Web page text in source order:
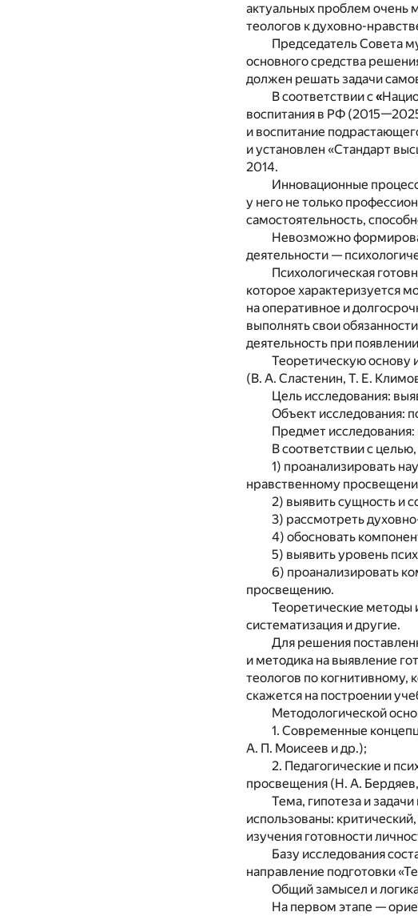
актуальных проблем очень
теологов к духовно-
Председатель Совета
основного средства
должен решать задачи
В соответствии с«
воспитания в РФ
и воспитание
и установлен «Стандарт
2014.
Инновационные
у него не только
самостоятельность,
Невозможно
деятельности —
Психологическая
которое характеризуется
на оперативное и
выполнять свои
деятельность при
Теоретическую основу
(В. А. Сластенин, Т. Е.
Цель исследования:
Объект исследования:
Предмет
В соответствии с
1) проанализировать
нравственному
2) выявить сущность и
3) рассмотреть
4) обосновать
5) выявить уровень
6) проанализировать
просвещению.
Теоретические методы
систематизация и другие.
Для решения
и методика на выявление
теологов по
скажется на построении
Методологической
1. Современные
А. П. Моисеев и др.);
2. Педагогические и
просвещения (Н. А.
Тема, гипотеза и
использованы:
изучения готовности
Базу исследования
направление подготовки
Общий замысел и
На первом этапе —